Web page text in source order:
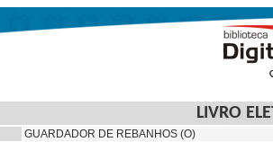
LIVRO
GUARDADOR DE REBANHOS (O)